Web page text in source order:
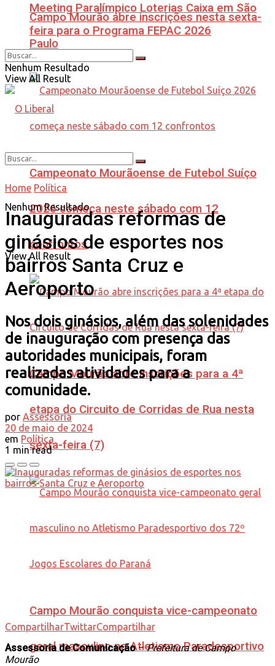
Meeting Paralímpico Loterias Caixa em São
Paulo
Campeonato Mourãoense de Futebol Suíço
2026 começa neste sábado com 12
confrontos
Campo Mourão abre inscrições para a 4ª
etapa do Circuito de Corridas de Rua nesta
sexta-feira (7)
Campo Mourão conquista vice-campeonato
geral masculino no Atletismo Paradesportivo
Campo Mourão abre inscrições nesta sexta-
feira para o Programa FEPAC 2026
Nenhum Resultado
View All Result
Nenhum Resultado
View All Result
Home Política
Inauguradas reformas de
ginásios de esportes nos
bairros Santa Cruz e
Aeroporto
Nos dois ginásios, além das solenidades
de inauguração com presença das
autoridades municipais, foram
realizadas atividades para a
comunidade.
por Assessoria
20 de maio de 2024
em Política
1 min read
CompartilharTwittarCompartilhar
Assessoria de Comunicação–Prefeitura de Campo
Mourão